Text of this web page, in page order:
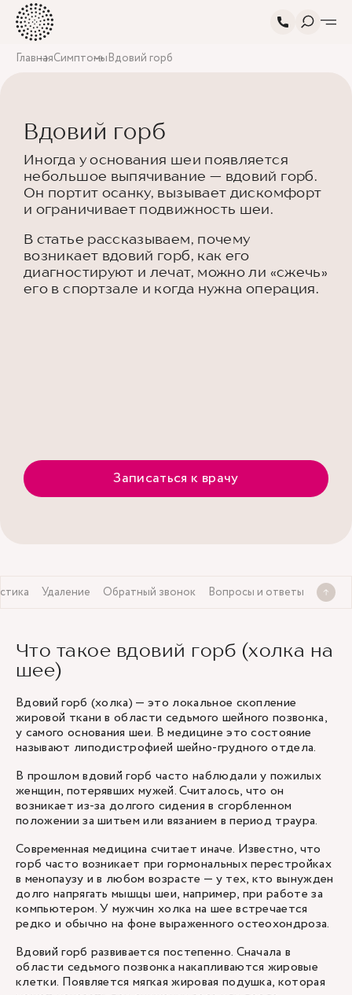
ГлавнаяСимптомыВдовий горб
Вдовий горб
Иногда у основания шеи появляется
небольшое выпячивание — вдовий горб.
Он портит осанку, вызывает дискомфорт
и ограничивает подвижность шеи.
В статье рассказываем, почему
возникает вдовий горб, как его
диагностируют и лечат, можно ли «сжечь»
его в спортзале и когда нужна операция.
Записаться к врачу
Удаление Обратный звонок Вопросы и ответы
Что такое вдовий горб (холка на
шее)
Вдовий горб (холка) — это локальное скопление
жировой ткани в области седьмого шейного позвонка,
у самого основания шеи. В медицине это состояние
называют липодистрофией шейно-грудного отдела.
В прошлом вдовий горб часто наблюдали у пожилых
женщин, потерявших мужей. Считалось, что он
возникает из-за долгого сидения в сгорбленном
положении за шитьем или вязанием в период траура.
Современная медицина считает иначе. Известно, что
горб часто возникает при гормональных перестройках
в менопаузу и в любом возрасте — у тех, кто вынужден
долго напрягать мышцы шеи, например, при работе за
компьютером. У мужчин холка на шее встречается
редко и обычно на фоне выраженного остеохондроза.
Вдовий горб развивается постепенно. Сначала в
области седьмого позвонка накапливаются жировые
клетки. Появляется мягкая жировая подушка, которая